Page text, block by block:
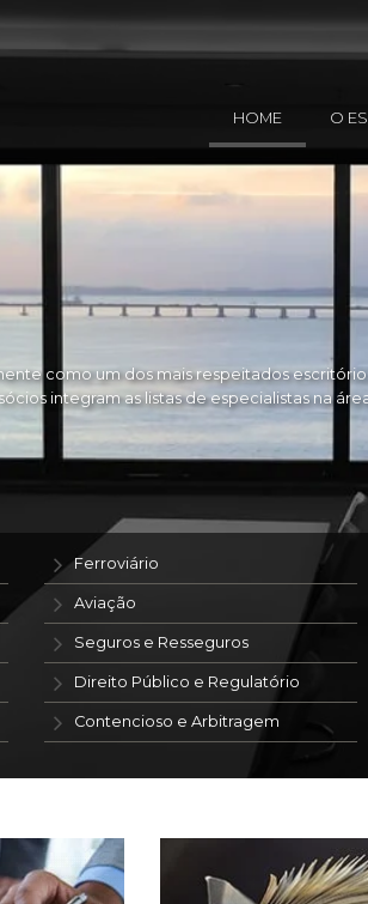
HOME O
como um dos mais respeitados
integram as listas de especialistas na
Ferroviário
Aviação
Seguros e Resseguros
Direito Público e Regulatório
Contencioso e Arbitragem